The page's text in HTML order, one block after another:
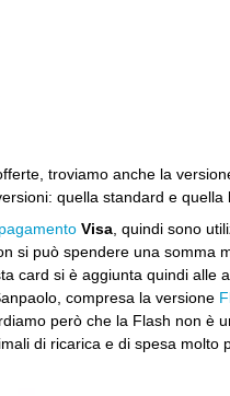
troviamo anche la
quella standard e quella
Visa, quindi sono
si può spendere una somma
card si è aggiunta quindi alle
compresa la versione
però che la Flash non è
di ricarica e di spesa molto